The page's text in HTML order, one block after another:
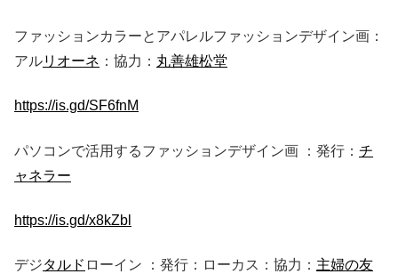
ファッションカラーとアパレルファッションデザイン画：
アルリオーネ ：協力： 丸善雄松堂
https://is.gd/SF6fnM
パソコンで活用するファッションデザイン画 ：発行： チ
ャネラー
https://is.gd/x8kZbl
デジタルド ローイン ：発行：ローカス：協力： 主婦の友